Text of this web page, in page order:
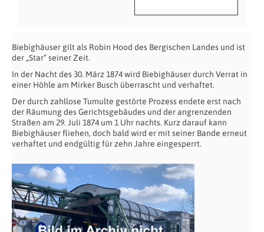
Biebighäuser gilt als Robin Hood des Bergischen Landes und ist
der „Star“ seiner Zeit.
In der Nacht des 30. März 1874 wird Biebighäuser durch Verrat in
einer Höhle am Mirker Busch überrascht und verhaftet.
Der durch zahllose Tumulte gestörte Prozess endete erst nach
der Räumung des Gerichtsgebäudes und der angrenzenden
Straßen am 29. Juli 1874 um 1 Uhr nachts. Kurz darauf kann
Biebighäuser fliehen, doch bald wird er mit seiner Bande erneut
verhaftet und endgültig für zehn Jahre eingesperrt.